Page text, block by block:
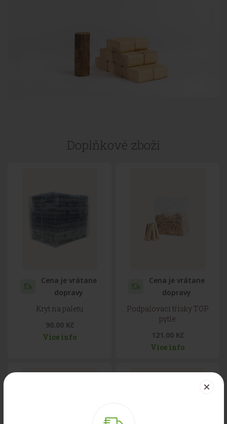
Doplňkové zboží
Cena je vrátane
dopravy
Kryt na paletu
90.00 Kč
Více info
Cena je vrátane
dopravy
Podpalovací třísky TOP
pytle
121.00 Kč
Více info